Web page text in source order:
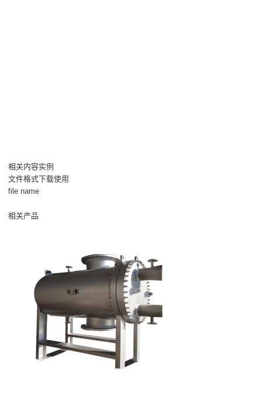
相关内容实例
文件格式下载使用
file name
相关产品